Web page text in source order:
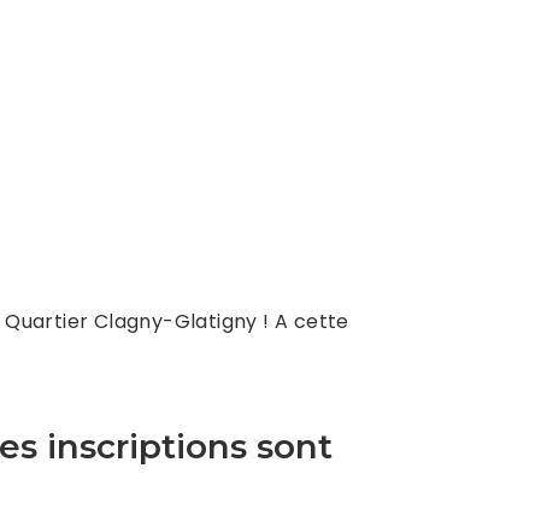
Quartier Clagny-Glatigny ! A cette
inscriptions sont